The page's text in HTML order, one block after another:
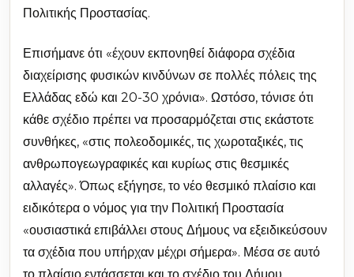
Πολιτικής Προστασίας.
Επισήμανε ότι «έχουν εκπονηθεί διάφορα σχέδια
διαχείρισης φυσικών κινδύνων σε πολλές πόλεις της
Ελλάδας εδώ και 20-30 χρόνια». Ωστόσο, τόνισε ότι
κάθε σχέδιο πρέπει να προσαρμόζεται στις εκάστοτε
συνθήκες, «στις πολεοδομικές, τις χωροταξικές, τις
ανθρωπογεωγραφικές και κυρίως στις θεσμικές
αλλαγές». Όπως εξήγησε, το νέο θεσμικό πλαίσιο και
ειδικότερα ο νόμος για την Πολιτική Προστασία
«ουσιαστικά επιβάλλει στους Δήμους να εξειδικεύσουν
τα σχέδια που υπήρχαν μέχρι σήμερα». Μέσα σε αυτό